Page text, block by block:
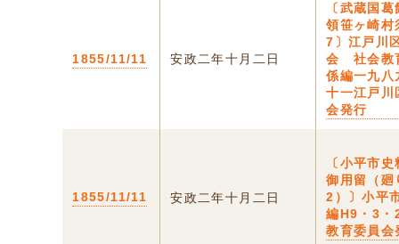
1855/11/11 安政二年十月二日
〔武蔵国
領笹ヶ崎村
7〕江戸川
会 社会教
係編一九八
十一江戸川
会発行
1855/11/11 安政二年十月二日
〔小平市
御用留（廻
2）〕小平
編H9・3
教育委員会